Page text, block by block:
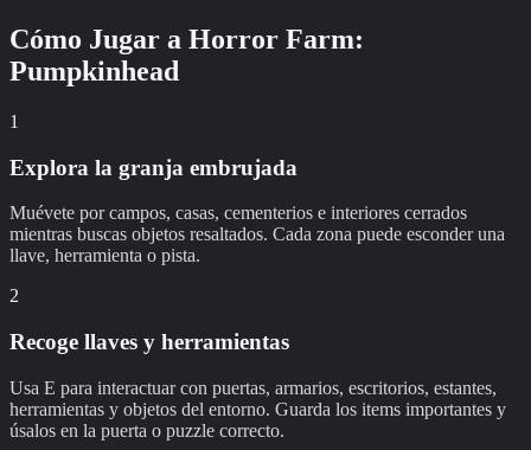
Cómo Jugar a Horror Farm:
Pumpkinhead
1
Explora la granja embrujada
Muévete por campos, casas, cementerios e interiores cerrados
mientras buscas objetos resaltados. Cada zona puede esconder una
llave, herramienta o pista.
2
Recoge llaves y herramientas
Usa E para interactuar con puertas, armarios, escritorios, estantes,
herramientas y objetos del entorno. Guarda los items importantes y
úsalos en la puerta o puzzle correcto.